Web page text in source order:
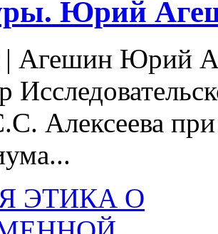
Юрий
| Агешин Юрий
Алексеева